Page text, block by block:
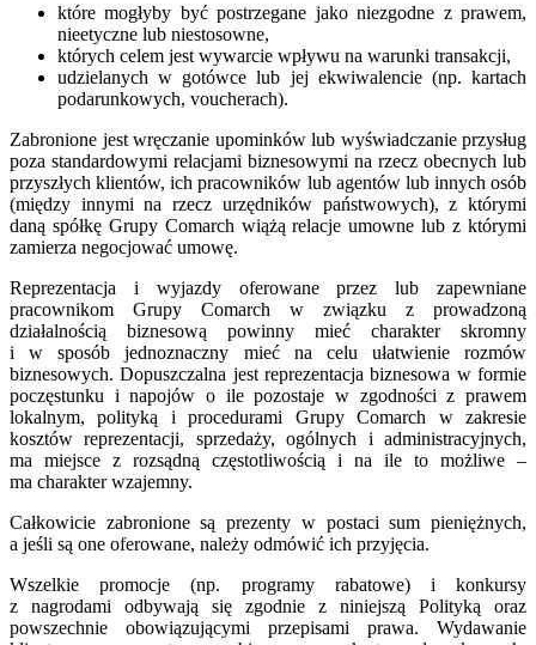
które mogłyby być postrzegane jako niezgodne z prawem,
nieetyczne lub niestosowne,
których celem jest wywarcie wpływu na warunki transakcji,
udzielanych w gotówce lub jej ekwiwalencie (np. kartach
podarunkowych, voucherach).
Zabronione jest wręczanie upominków lub wyświadczanie przysług
poza standardowymi relacjami biznesowymi na rzecz obecnych lub
przyszłych klientów, ich pracowników lub agentów lub innych osób
(między innymi na rzecz urzędników państwowych), z którymi
daną spółkę Grupy Comarch wiążą relacje umowne lub z którymi
zamierza negocjować umowę.
Reprezentacja i wyjazdy oferowane przez lub zapewniane
pracownikom Grupy Comarch w związku z prowadzoną
działalnością biznesową powinny mieć charakter skromny
i w sposób jednoznaczny mieć na celu ułatwienie rozmów
biznesowych. Dopuszczalna jest reprezentacja biznesowa w formie
poczęstunku i napojów o ile pozostaje w zgodności z prawem
lokalnym, polityką i procedurami Grupy Comarch w zakresie
kosztów reprezentacji, sprzedaży, ogólnych i administracyjnych,
ma miejsce z rozsądną częstotliwością i na ile to możliwe –
ma charakter wzajemny.
Całkowicie zabronione są prezenty w postaci sum pieniężnych,
a jeśli są one oferowane, należy odmówić ich przyjęcia.
Wszelkie promocje (np. programy rabatowe) i konkursy
z nagrodami odbywają się zgodnie z niniejszą Polityką oraz
powszechnie obowiązującymi przepisami prawa. Wydawanie